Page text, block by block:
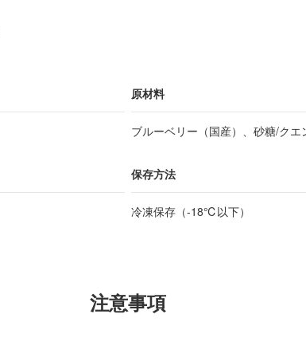
原材料
ブルーベリー（国産）、砂糖/クエ
保存方法
冷凍保存（-18℃以下）
注意事項